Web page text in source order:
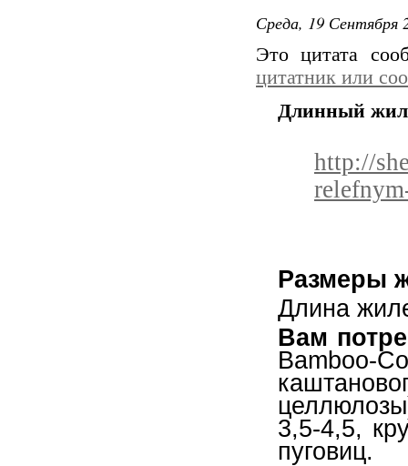
Среда, 19 Сентября
Это цитата
цитатник или
Длинный
http://
Размеры
Длина
Вам
Bamboo-
3,5-4,5,
пуговиц.